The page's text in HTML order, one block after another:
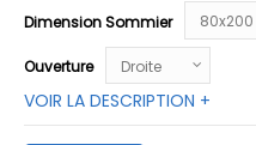
Dimension Sommier
Ouverture
VOIR LA DESCRIPTION +